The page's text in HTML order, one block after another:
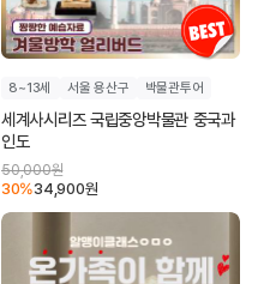
8~13세 서울 용산구 박물관투어
세계사시리즈 국립중앙박물관 중국과
인도
50,000원
30%34,900원